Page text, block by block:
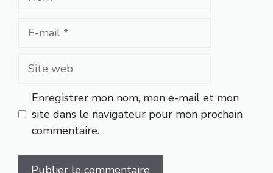
Site
Enregistrer mon nom, mon e-mail et mon
site dans le navigateur pour mon prochain
commentaire.